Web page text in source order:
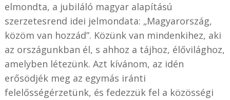
elmondta, a jubiláló magyar alapítású
szerzetesrend idei jelmondata: „Magyarország,
közöm van hozzád”. Közünk van mindenkihez, aki
az országunkban él, s ahhoz a tájhoz, élővilághoz,
amelyben létezünk. Azt kívánom, az idén
erősödjék meg az egymás iránti
felelősségérzetünk, és fedezzük fel a közösségi